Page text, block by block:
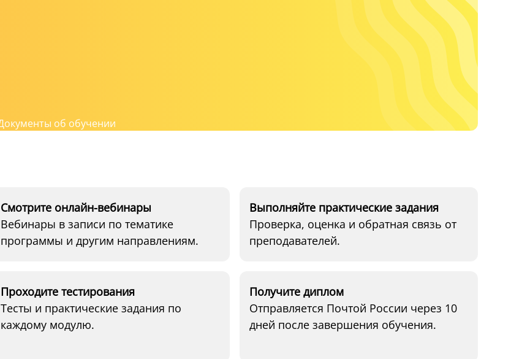
Смотрите онлайн-вебинары
Вебинары в записи по тематике
программы и другим направлениям.
Выполняйте практические задания
Проверка, оценка и обратная связь от
преподавателей.
Проходите тестирования
Тесты и практические задания по
каждому модулю.
Получите диплом
Отправляется Почтой России через 10
дней после завершения обучения.